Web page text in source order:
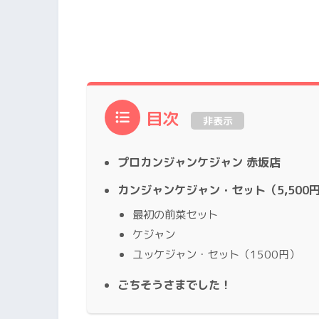
目次 非表示
プロカンジャンケジャン 赤坂店
カンジャンケジャン・セット（5,500
最初の前菜セット
ケジャン
ユッケジャン・セット（1500円）
ごちそうさまでした！